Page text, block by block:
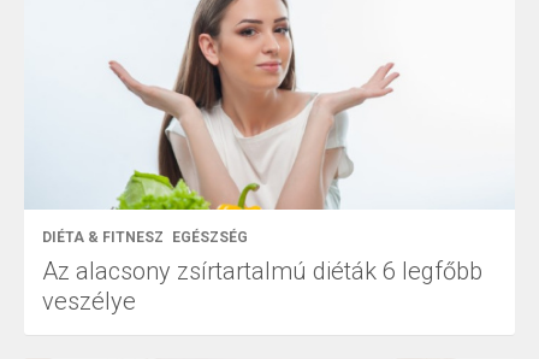
DIÉTA & FITNESZ EGÉSZSÉG
Az alacsony zsírtartalmú diéták 6 legfőbb
veszélye